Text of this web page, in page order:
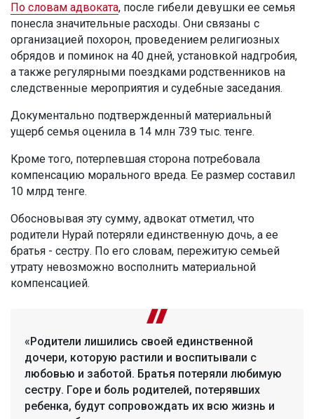
По словам адвоката, после гибели девушки ее семья
понесла значительные расходы. Они связаны с
организацией похорон, проведением религиозных
обрядов и поминок на 40 дней, установкой надгробия,
а также регулярными поездками родственников на
следственные мероприятия и судебные заседания.
Документально подтвержденный материальный
ущерб семья оценила в 14 млн 739 тыс. тенге.
Кроме того, потерпевшая сторона потребовала
компенсацию морального вреда. Ее размер составил
10 млрд тенге.
Обосновывая эту сумму, адвокат отметил, что
родители Нурай потеряли единственную дочь, а ее
братья - сестру. По его словам, пережитую семьей
утрату невозможно восполнить материальной
компенсацией.
«Родители лишились своей единственной
дочери, которую растили и воспитывали с
любовью и заботой. Братья потеряли любимую
сестру. Горе и боль родителей, потерявших
ребенка, будут сопровождать их всю жизнь и